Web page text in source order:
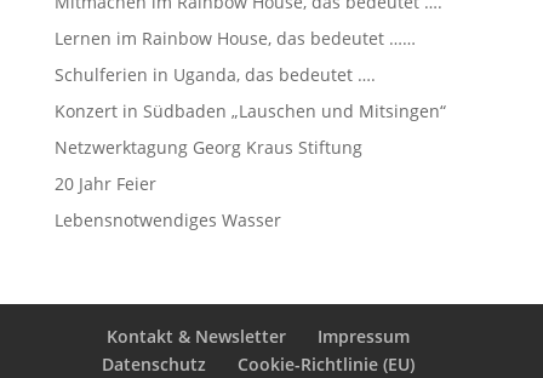
Lernen im Rainbow House, das bedeutet ……
Schulferien in Uganda, das bedeutet ….
Konzert in Südbaden „Lauschen und Mitsingen“
Netzwerktagung Georg Kraus Stiftung
20 Jahr Feier
Lebensnotwendiges Wasser
Kontakt & Newsletter
Impressum
Datenschutz
Cookie-Richtlinie (EU)